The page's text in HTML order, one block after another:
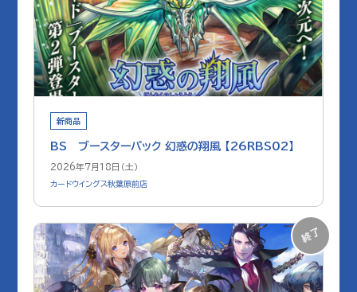
新商品
BS ブースターパック 幻惑の翔風 【26RBS02】
2026年7月18日（土）
カードウイングス秋葉原前店